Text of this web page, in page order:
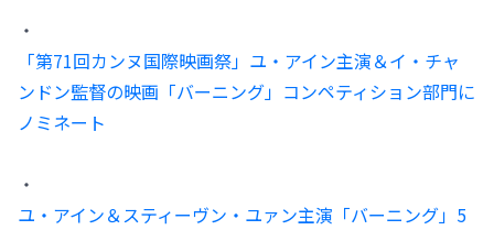
・
「第71回カンヌ国際映画祭」ユ・アイン主演＆イ・チャ
ンドン監督の映画「バーニング」コンペティション部門に
ノミネート
・
ユ・アイン＆スティーヴン・ユァン主演「バーニング」5